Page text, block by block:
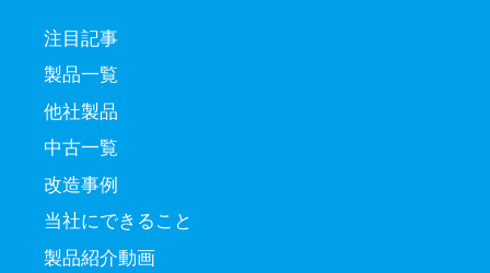
注目記事
製品一覧
他社製品
中古一覧
改造事例
当社にできること
製品紹介動画